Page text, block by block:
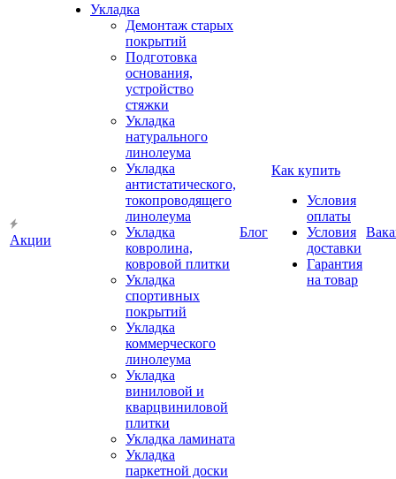
Акции
Укладка
Демонтаж старых
покрытий
Подготовка
основания,
устройство
стяжки
Укладка
натурального
линолеума
Укладка
антистатического,
токопроводящего
линолеума
Укладка
ковролина,
ковровой плитки
Укладка
спортивных
покрытий
Укладка
коммерческого
линолеума
Укладка
виниловой и
кварцвиниловой
плитки
Укладка ламината
Укладка
паркетной доски
Блог
Как купить
Условия
оплаты
Условия
доставки
Гарантия
на товар